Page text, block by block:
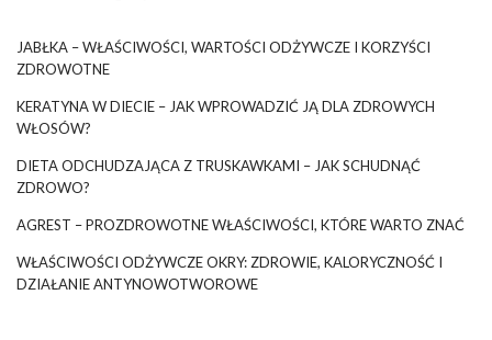
JABŁKA – WŁAŚCIWOŚCI, WARTOŚCI ODŻYWCZE I KORZYŚCI
ZDROWOTNE
KERATYNA W DIECIE – JAK WPROWADZIĆ JĄ DLA ZDROWYCH
WŁOSÓW?
DIETA ODCHUDZAJĄCA Z TRUSKAWKAMI – JAK SCHUDNĄĆ
ZDROWO?
AGREST – PROZDROWOTNE WŁAŚCIWOŚCI, KTÓRE WARTO ZNAĆ
WŁAŚCIWOŚCI ODŻYWCZE OKRY: ZDROWIE, KALORYCZNOŚĆ I
DZIAŁANIE ANTYNOWOTWOROWE